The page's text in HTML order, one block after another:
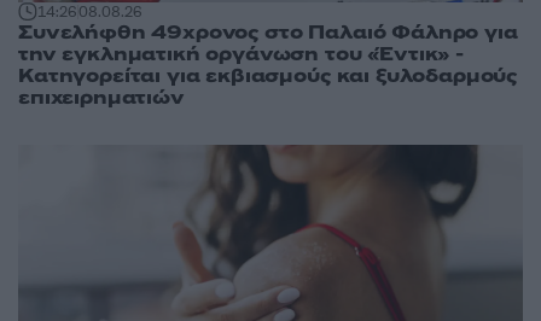
14:2608.08.26
Συνελήφθη 49χρονος στο Παλαιό Φάληρο για
την εγκληματική οργάνωση του «Έντικ» -
Κατηγορείται για εκβιασμούς και ξυλοδαρμούς
επιχειρηματιών